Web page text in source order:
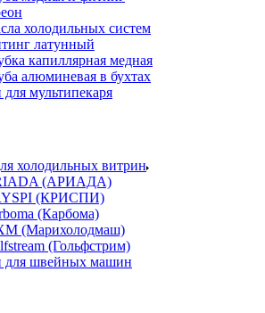
холодильных систем
латунный
капиллярная медная
алюминевая в бухтах
для мультипекаря
холодильных витрин
(АРИАДА)
(КРИСПИ)
(Карбома)
(Марихолодмаш)
(Гольфстрим)
для швейных машин